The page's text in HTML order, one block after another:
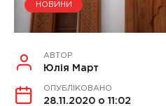
НОВИНИ
АВТОР
Юлія Март
ОПУБЛІКОВАНО
28.11.2020 о 11:02